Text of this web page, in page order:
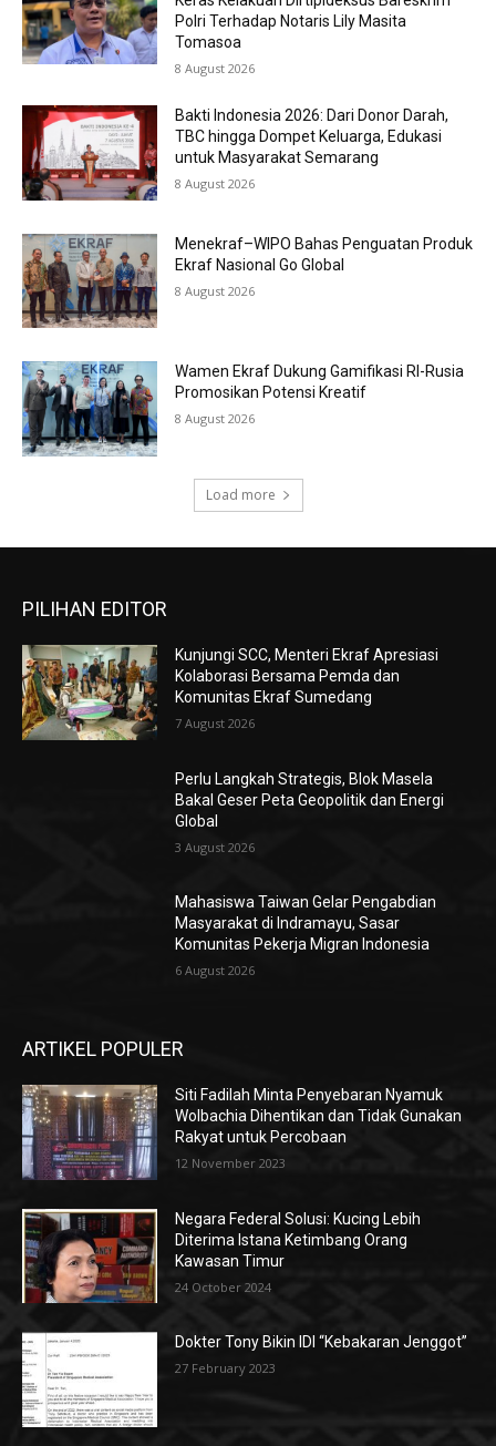
Polri Terhadap Notaris Lily Masita
Tomasoa
8 August 2026
Bakti Indonesia 2026: Dari Donor Darah,
TBC hingga Dompet Keluarga, Edukasi
untuk Masyarakat Semarang
8 August 2026
Menekraf–WIPO Bahas Penguatan Produk
Ekraf Nasional Go Global
8 August 2026
Wamen Ekraf Dukung Gamifikasi RI-Rusia
Promosikan Potensi Kreatif
8 August 2026
Load more
PILIHAN EDITOR
Kunjungi SCC, Menteri Ekraf Apresiasi
Kolaborasi Bersama Pemda dan
Komunitas Ekraf Sumedang
7 August 2026
Perlu Langkah Strategis, ​Blok Masela
Bakal Geser Peta Geopolitik dan Energi
Global
3 August 2026
Mahasiswa Taiwan Gelar Pengabdian
Masyarakat di Indramayu, Sasar
Komunitas Pekerja Migran Indonesia
6 August 2026
ARTIKEL POPULER
Siti Fadilah Minta Penyebaran Nyamuk
Wolbachia Dihentikan dan Tidak Gunakan
Rakyat untuk Percobaan
12 November 2023
Negara Federal Solusi: Kucing Lebih
Diterima Istana Ketimbang Orang
Kawasan Timur
24 October 2024
Dokter Tony Bikin IDI “Kebakaran Jenggot”
27 February 2023